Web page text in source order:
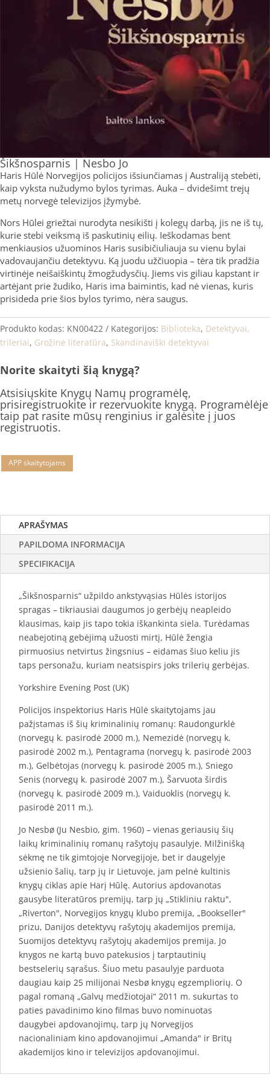
Šikšnosparnis | Nesbo Jo
Haris Hūlė Norvegijos policijos išsiunčiamas į Australiją stebėti,
kaip vyksta nužudymo bylos tyrimas. Auka – dvidešimt trejų
metų norvegė televizijos įžymybė.
Nors Hūlei griežtai nurodyta nesikišti į kolegų darbą, jis ne iš tų,
kurie stebi veiksmą iš paskutinių eilių. Ieškodamas bent
menkiausios užuominos Haris susibičiuliauja su vienu bylai
vadovaujančiu detektyvu. Ką juodu užčiuopia – tėra tik pradžia
virtinėje neišaiškintų žmogžudysčių. Jiems vis giliau kapstant ir
artėjant prie žudiko, Haris ima baimintis, kad nė vienas, kuris
prisideda prie šios bylos tyrimo, nėra saugus.
Produkto kodas: KN00422 Kategorijos: Biblioteka, Detektyvai,
trileriai, Grožinė literatūra, Skandinaviški detektyvai
Norite skaityti šią knygą?
Atsisiųskite Knygų Namų programėlę,
prisiregistruokite ir rezervuokite knygą. Programėlėje
taip pat rasite mūsų renginius ir galėsite į juos
registruotis.
APP skaitytojams
APRAŠYMAS
PAPILDOMA INFORMACIJA
SPECIFIKACIJA
„Šikšnosparnis“ užpildo ankstyvąsias Hūlės istorijos
spragas – tikriausiai daugumos jo gerbėjų neapleido
klausimas, kaip jis tapo tokia iškankinta siela. Turėdamas
neabejotiną gebėjimą užuosti mirtį, Hūlė žengia
pirmuosius netvirtus žingsnius – eidamas šiuo keliu jis
taps personažu, kuriam neatsispirs joks trilerių gerbėjas.
Yorkshire Evening Post (UK)
Policijos inspektorius Haris Hūlė skaitytojams jau
pažįstamas iš šių kriminalinių romanų: Raudongurklė
(norvegų k. pasirodė 2000 m.), Nemezidė (norvegų k.
pasirodė 2002 m.), Pentagrama (norvegų k. pasirodė 2003
m.), Gelbėtojas (norvegų k. pasirodė 2005 m.), Sniego
Senis (norvegų k. pasirodė 2007 m.), Šarvuota širdis
(norvegų k. pasirodė 2009 m.), Vaiduoklis (norvegų k.
pasirodė 2011 m.).
Jo Nesbø (Ju Nesbio, gim. 1960) – vienas geriausių šių
laikų kriminalinių romanų rašytojų pasaulyje. Milžinišką
sėkmę ne tik gimtojoje Norvegijoje, bet ir daugelyje
užsienio šalių, tarp jų ir Lietuvoje, jam pelnė kultinis
knygų ciklas apie Harį Hūlę. Autorius apdovanotas
gausybe literatūros premijų, tarp jų „Stikliniu raktu",
„Riverton", Norvegijos knygų klubo premija, „Bookseller"
prizu, Danijos detektyvų rašytojų akademijos premija,
Suomijos detektyvų rašytojų akademijos premija. Jo
knygos ne kartą buvo patekusios į tarptautinių
bestselerių sąrašus. Šiuo metu pasaulyje parduota
daugiau kaip 25 milijonai Nesbø knygų egzempliorių. O
pagal romaną „Galvų medžiotojai“ 2011 m. sukurtas to
paties pavadinimo kino filmas buvo nominuotas
daugybei apdovanojimų, tarp jų Norvegijos
nacionaliniam kino apdovanojimui „Amanda" ir Britų
akademijos kino ir televizijos apdovanojimui.